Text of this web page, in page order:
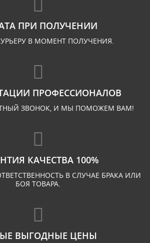
ПРИ ПОЛУЧЕНИИ
В МОМЕНТ ПОЛУЧЕНИЯ.
ПРОФЕССИОНАЛОВ
ЗВОНОК, И МЫ ПОМОЖЕМ ВАМ!
КАЧЕСТВА 100%
В СЛУЧАЕ БРАКА ИЛИ
БОЯ ТОВАРА.
ВЫГОДНЫЕ ЦЕНЫ